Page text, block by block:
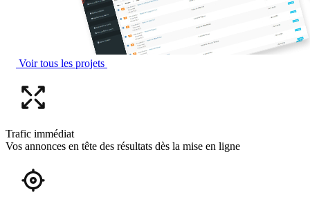
Voir tous les projets
Trafic immédiat
Vos annonces en tête des résultats dès la mise en ligne